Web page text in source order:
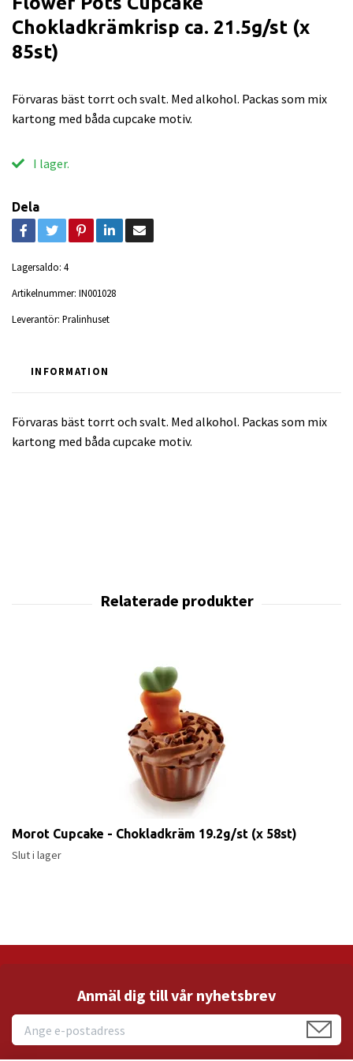
Chokladkrämkrisp ca. 21.5g/st (x
85st)
Förvaras bäst torrt och svalt. Med alkohol. Packas som mix
kartong med båda cupcake motiv.
I lager.
Dela
Lagersaldo: 4
Artikelnummer: IN001028
Leverantör: Pralinhuset
INFORMATION
Förvaras bäst torrt och svalt. Med alkohol. Packas som mix
kartong med båda cupcake motiv.
Morot Cupcake - Chokladkräm 19.2g/st (x 58st)
Slut i lager
Anmäl dig till vår nyhetsbrev